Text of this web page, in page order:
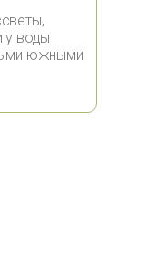
у воды
южными